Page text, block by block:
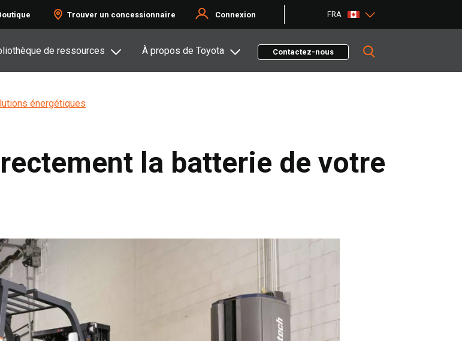
Trouver un concessionnaire Connexion FRA
de ressources À propos de Toyota Contactez-nous
énergétiques
la batterie de votre